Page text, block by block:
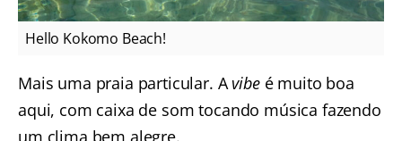
Hello Kokomo Beach!
Mais uma praia particular. Avibe é muito boa
aqui, com caixa de som tocando música fazendo